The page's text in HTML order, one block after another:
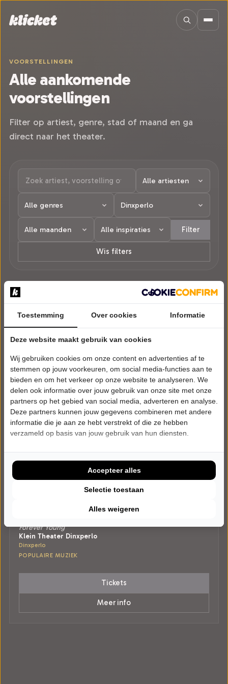
VOORSTELLINGEN
Alle aankomende
voorstellingen
Filter op artiest, genre, stad of maand en ga
direct naar het theater.
Filter
Wis filters
1 voorstelling in Dinxperlo.
ZATERDAG 16 JANUARI 2027 • 20:00 UUR
Forever Young
Klein Theater Dinxperlo
Dinxperlo
POPULAIRE MUZIEK
Tickets
Meer info
Toestemming Over cookies Informatie
Deze website maakt gebruik van cookies
Wij gebruiken cookies om onze content en advertenties af te
stemmen op jouw voorkeuren, om social media-functies aan te
bieden en om het verkeer op onze website te analyseren. We
delen ook informatie over jouw gebruik van onze site met onze
partners op het gebied van social media, adverteren en analyse.
Deze partners kunnen jouw gegevens combineren met andere
informatie die je aan ze hebt verstrekt of die ze hebben
verzameld op basis van jouw gebruik van hun diensten.
Alles weigeren
Selectie toestaan
Accepteer alles